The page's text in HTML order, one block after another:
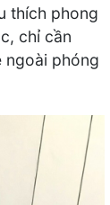
thích phong
chỉ cần
ngoài phóng